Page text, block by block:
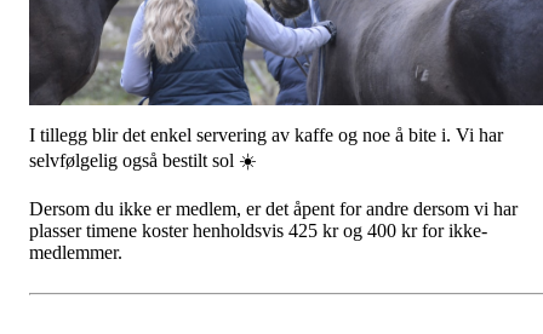
I tillegg blir det enkel servering av kaffe og noe å bite i. Vi har
selvfølgelig også bestilt sol ☀️
Dersom du ikke er medlem, er det åpent for andre dersom vi har
plasser timene koster henholdsvis 425 kr og 400 kr for ikke-
medlemmer.